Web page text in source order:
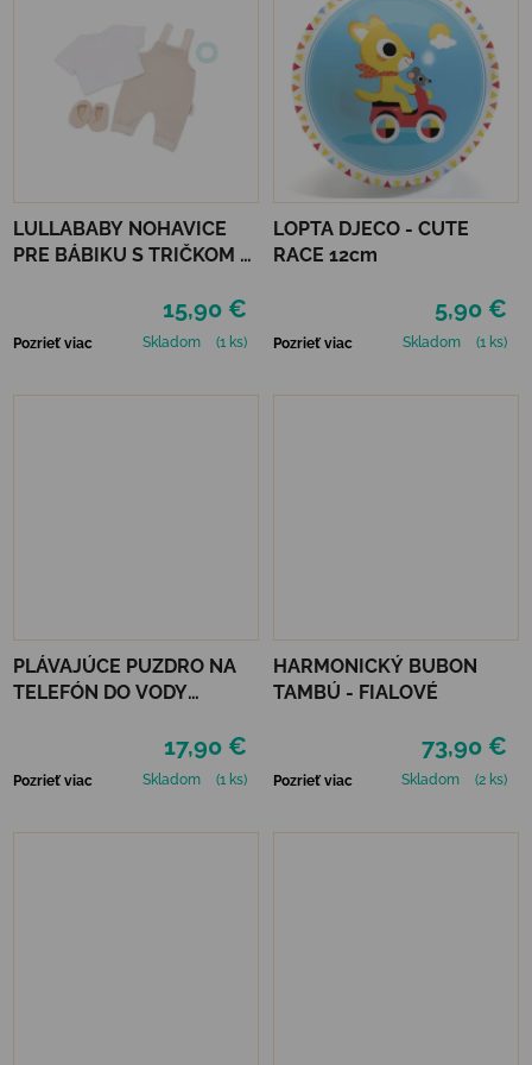
LULLABABY NOHAVICE
PRE BÁBIKU S TRIČKOM A
15,90 €
Pozrieť viac Skladom (1 ks)
LOPTA DJECO - CUTE
RACE 12cm
5,90 €
Pozrieť viac Skladom (1 ks)
PLÁVAJÚCE PUZDRO NA
TELEFÓN DO VODY
17,90 €
Pozrieť viac Skladom (1 ks)
HARMONICKÝ BUBON
TAMBÚ - FIALOVÉ
73,90 €
Pozrieť viac Skladom (2 ks)